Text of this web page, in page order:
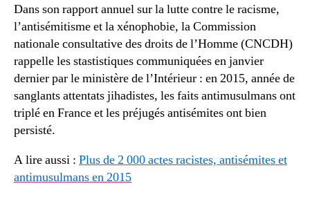
Dans son rapport annuel sur la lutte contre le racisme,
l’antisémitisme et la xénophobie, la Commission
nationale consultative des droits de l’Homme (CNCDH)
rappelle les stastistiques communiquées en janvier
dernier par le ministère de l’Intérieur : en 2015, année de
sanglants attentats jihadistes, les faits antimusulmans ont
triplé en France et les préjugés antisémites ont bien
persisté.
A lire aussi : Plus de 2 000 actes racistes, antisémites et
antimusulmans en 2015